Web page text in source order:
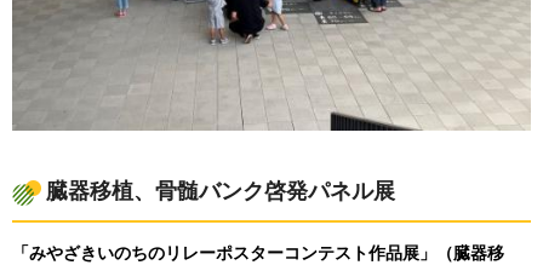
臓器移植、骨髄バンク啓発パネル展
「みやざきいのちのリレーポスターコンテスト作品展」（臓器移